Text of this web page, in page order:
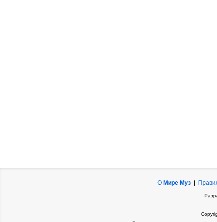
О Мире Муз|